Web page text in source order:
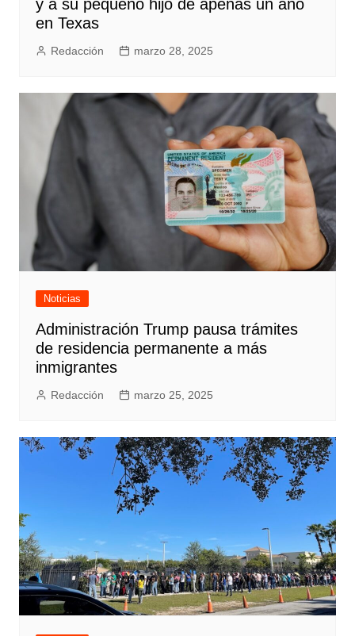
y a su pequeño hijo de apenas un año
en Texas
Redacción marzo 28, 2025
Noticias
Administración Trump pausa trámites
de residencia permanente a más
inmigrantes
Redacción marzo 25, 2025